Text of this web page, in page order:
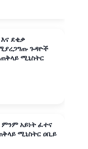
ደቂቃ
ጉዳዮች
ሚኒስትር
ምንም አይነት ፈተና
ሚኒስትር ዐቢይ